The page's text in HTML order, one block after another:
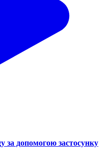
за допомогою застосунку